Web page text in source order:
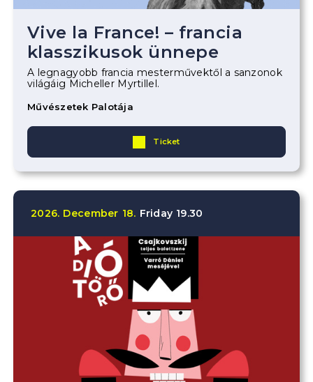
Vive la France! – francia
klasszikusok ünnepe
A legnagyobb francia mesterművektől a sanzonok
világáig Micheller Myrtillel.
Művészetek Palotája
Ticket
2026. December 18. Friday 19.30